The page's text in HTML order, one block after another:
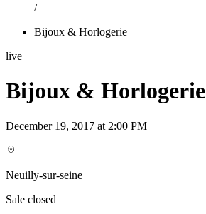
/
Bijoux & Horlogerie
live
Bijoux & Horlogerie
December 19, 2017 at 2:00 PM
Neuilly-sur-seine
Sale closed